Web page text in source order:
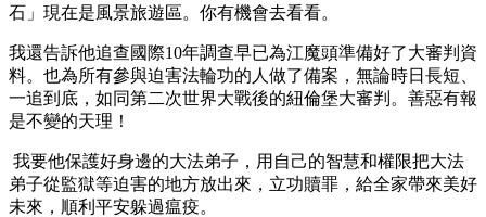
石」現在是風景旅遊區。你有機會去看看。
我還告訴他追查國際10年調查早已為江魔頭準備好了大審判資
料。也為所有參與迫害法輪功的人做了備案，無論時日長短、
一追到底，如同第二次世界大戰後的紐倫堡大審判。善惡有報
是不變的天理！
我要他保護好身邊的大法弟子，用自己的智慧和權限把大法
弟子從監獄等迫害的地方放出來，立功贖罪，給全家帶來美好
未來，順利平安躲過瘟疫。